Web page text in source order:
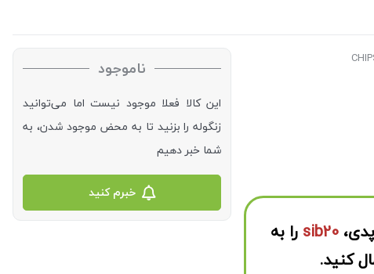
sib20 را به
کنید.
ناموجود
این کالا فعلا موجود نیست اما می‌توانید
زنگوله را بزنید تا به محض موجود شدن، به
شما خبر دهیم
خبرم کنید